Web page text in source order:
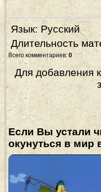
Язык: Русский
Длительность
Всего комментариев: 0
Для добавления
Если Вы устали
окунуться в мир